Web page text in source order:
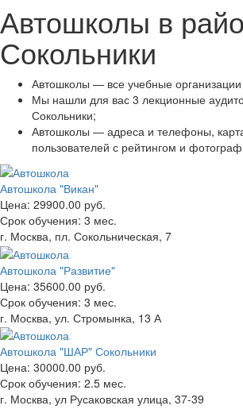
Автошколы в
Сокольники
Автошколы — все учебные
Мы нашли для вас 3 лекционные
Сокольники;
Автошколы — адреса и телефоны,
пользователей с рейтингом и
Автошкола "Викан"
Цена: 29900.00 руб.
Срок обучения: 3 мес.
г. Москва, пл. Сокольническая, 7
Автошкола "Развитие"
Цена: 35600.00 руб.
Срок обучения: 3 мес.
г. Москва, ул. Стромынка, 13 А
Автошкола "ШАР" Сокольники
Цена: 30000.00 руб.
Срок обучения: 2.5 мес.
г. Москва, ул Русаковская улица, 37-39